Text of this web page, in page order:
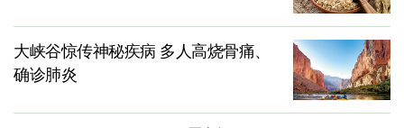
大峡谷惊传神秘疾病 多人高烧骨痛、
确诊肺炎